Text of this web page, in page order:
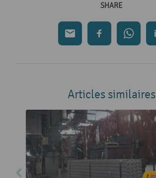
SHARE
Articles similaires